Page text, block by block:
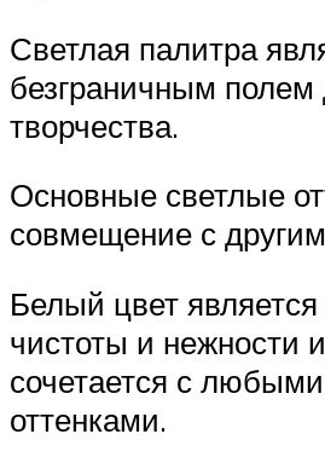
Светлая палитра
безграничным полем
творчества.
Основные светлые
совмещение с
Белый цвет
чистоты и нежности
сочетается с
оттенками.